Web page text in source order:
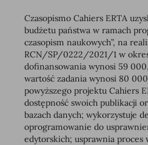
Czasopismo Cahiers ERTA
budżetu państwa w ramach
czasopism naukowych”, na
RCN/SP/0222/2021/1 w
dofinansowania wynosi 59
wartość zadania wynosi 80
powyższego projektu Cahiers
dostępność swoich publikacji
bazach danych; wykorzystuje
oprogramowanie do
edytorskich; usprawnia